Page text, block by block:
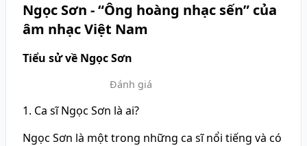
Ngọc Sơn - “Ông hoàng nhạc sến” của
âm nhạc Việt Nam
Tiểu sử về Ngọc Sơn
Đánh giá
1. Ca sĩ Ngọc Sơn là ai?
Ngọc Sơn là một trong những ca sĩ nổi tiếng và có